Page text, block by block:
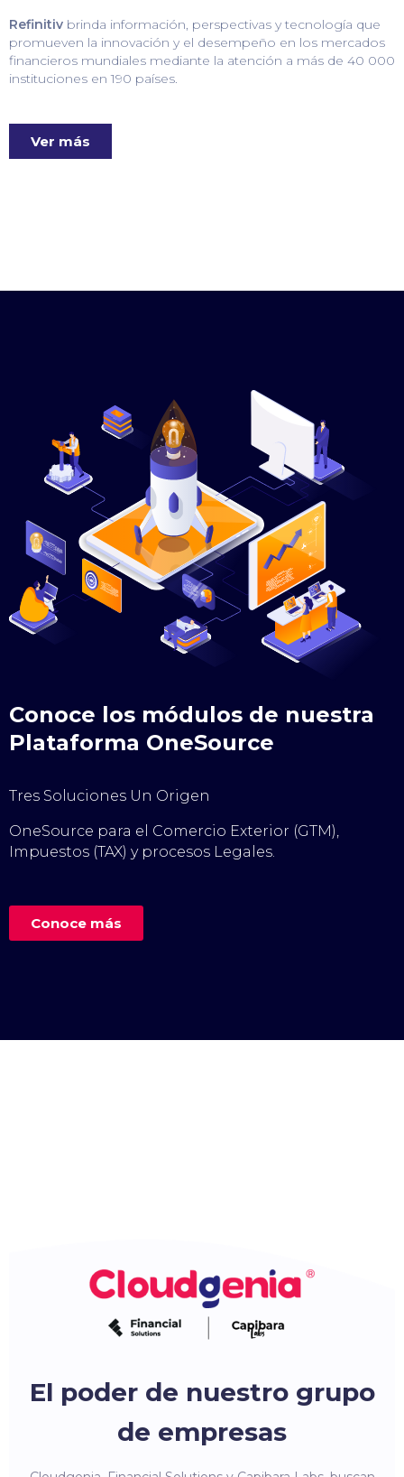
Refinitiv brinda información, perspectivas y tecnología que
promueven la innovación y el desempeño en los mercados
financieros mundiales mediante la atención a más de 40 000
instituciones en 190 países.
Ver más
Conoce los módulos de nuestra
Plataforma OneSource
Tres Soluciones Un Origen
OneSource para el Comercio Exterior (GTM),
Impuestos (TAX) y procesos Legales.
Conoce más
El poder de nuestro grupo
de empresas